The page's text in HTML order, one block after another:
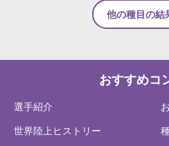
他の種目の結
おすすめコ
選手紹介
世界陸上ヒストリー